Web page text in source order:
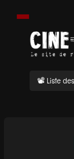
📽 Liste des